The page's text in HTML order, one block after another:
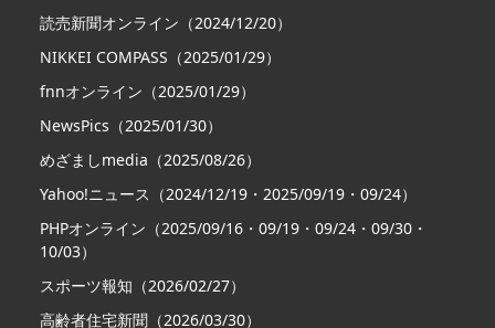
読売新聞オンライン（2024/12/20）
NIKKEI COMPASS（2025/01/29）
fnnオンライン（2025/01/29）
NewsPics（2025/01/30）
めざましmedia（2025/08/26）
Yahoo!ニュース（2024/12/19・2025/09/19・09/24）
PHPオンライン（2025/09/16・09/19・09/24・09/30・
10/03）
スポーツ報知（2026/02/27）
高齢者住宅新聞（2026/03/30）